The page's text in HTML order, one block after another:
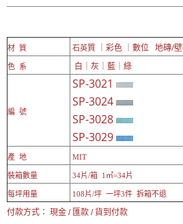
材 質 石英質 ｜彩色 ｜數位 地磚/
色 系 白｜灰｜藍｜綠
編 號
SP-3021
SP-3024
SP-3028
SP-3029
產 地 MIT
裝箱數量 34片/箱 1㎡=34片
每坪用量 108片/坪 一坪3件 拆箱不退
付款方式： 現金 / 匯款 / 貨到付款